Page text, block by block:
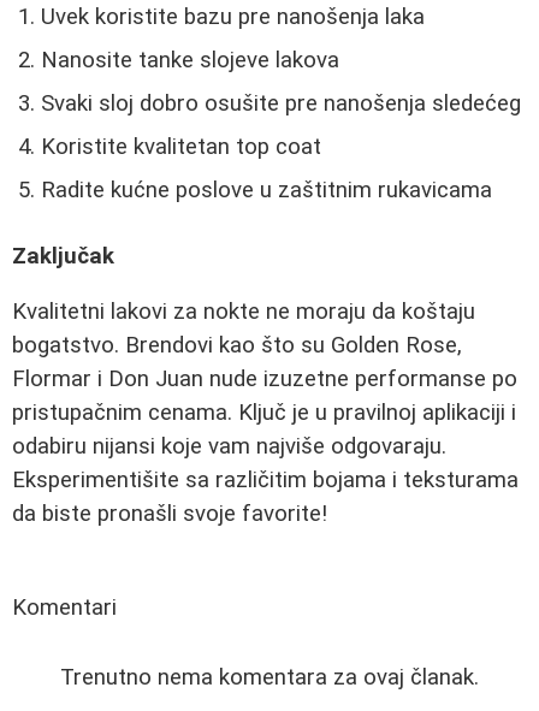
Uvek koristite bazu pre nanošenja laka
Nanosite tanke slojeve lakova
Svaki sloj dobro osušite pre nanošenja sledećeg
Koristite kvalitetan top coat
Radite kućne poslove u zaštitnim rukavicama
Zaključak
Kvalitetni lakovi za nokte ne moraju da koštaju
bogatstvo. Brendovi kao što su Golden Rose,
Flormar i Don Juan nude izuzetne performanse po
pristupačnim cenama. Ključ je u pravilnoj aplikaciji i
odabiru nijansi koje vam najviše odgovaraju.
Eksperimentišite sa različitim bojama i teksturama
da biste pronašli svoje favorite!
Komentari
Trenutno nema komentara za ovaj članak.